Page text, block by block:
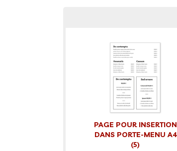
PAGE POUR INSERTION
DANS PORTE-MENU A4
(5)